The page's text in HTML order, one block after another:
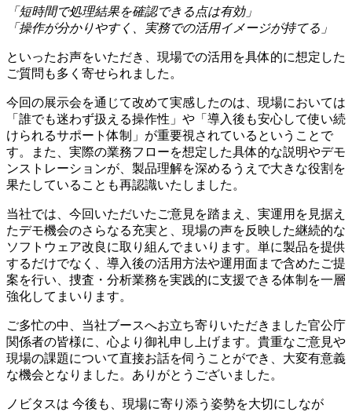
「短時間で処理結果を確認できる点は有効」
「操作が分かりやすく、実務での活用イメージが持てる」
といったお声をいただき、現場での活用を具体的に想定した
ご質問も多く寄せられました。
今回の展示会を通じて改めて実感したのは、現場においては
「誰でも迷わず扱える操作性」や「導入後も安心して使い続
けられるサポート体制」が重要視されているということで
す。また、実際の業務フローを想定した具体的な説明やデモ
ンストレーションが、製品理解を深めるうえで大きな役割を
果たしていることも再認識いたしました。
当社では、今回いただいたご意見を踏まえ、実運用を見据え
たデモ機会のさらなる充実と、現場の声を反映した継続的な
ソフトウェア改良に取り組んでまいります。単に製品を提供
するだけでなく、導入後の活用方法や運用面まで含めたご提
案を行い、捜査・分析業務を実践的に支援できる体制を一層
強化してまいります。
ご多忙の中、当社ブースへお立ち寄りいただきました官公庁
関係者の皆様に、心より御礼申し上げます。貴重なご意見や
現場の課題について直接お話を伺うことができ、大変有意義
な機会となりました。ありがとうございました。
ノビタスは 今後も、現場に寄り添う姿勢を大切にしなが